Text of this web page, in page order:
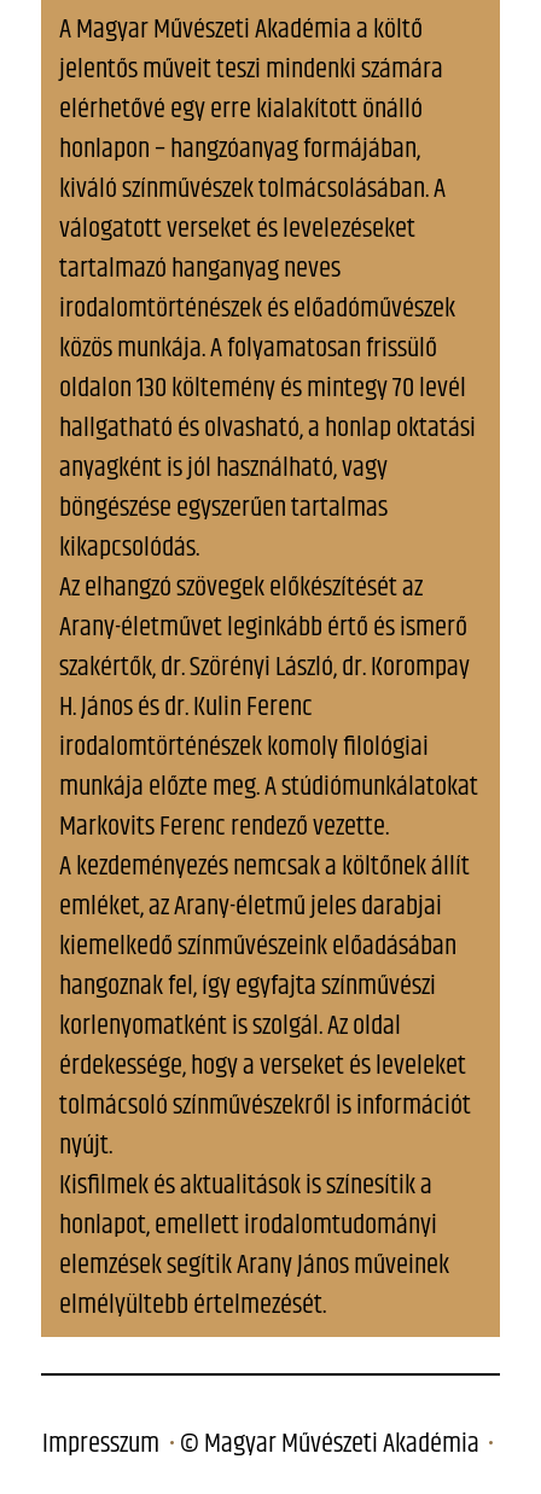
A Magyar Művészeti Akadémia a költő
jelentős műveit teszi mindenki számára
elérhetővé egy erre kialakított önálló
honlapon – hangzóanyag formájában,
kiváló színművészek tolmácsolásában. A
válogatott verseket és levelezéseket
tartalmazó hanganyag neves
irodalomtörténészek és előadóművészek
közös munkája. A folyamatosan frissülő
oldalon 130 költemény és mintegy 70 levél
hallgatható és olvasható, a honlap oktatási
anyagként is jól használható, vagy
böngészése egyszerűen tartalmas
kikapcsolódás.
Az elhangzó szövegek előkészítését az
Arany-életművet leginkább értő és ismerő
szakértők, dr. Szörényi László, dr. Korompay
H. János és dr. Kulin Ferenc
irodalomtörténészek komoly filológiai
munkája előzte meg. A stúdiómunkálatokat
Markovits Ferenc rendező vezette.
A kezdeményezés nemcsak a költőnek állít
emléket, az Arany-életmű jeles darabjai
kiemelkedő színművészeink előadásában
hangoznak fel, így egyfajta színművészi
korlenyomatként is szolgál. Az oldal
érdekessége, hogy a verseket és leveleket
tolmácsoló színművészekről is információt
nyújt.
Kisfilmek és aktualitások is színesítik a
honlapot, emellett irodalomtudományi
elemzések segítik Arany János műveinek
elmélyültebb értelmezését.
Impresszum © Magyar Művészeti Akadémia